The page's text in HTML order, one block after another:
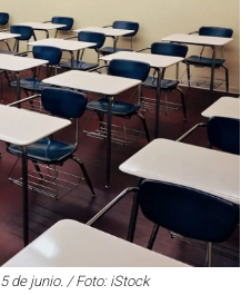
de junio. / Foto: iStock